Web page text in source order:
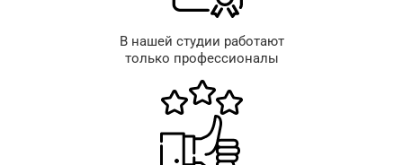
В нашей студии работают
только профессионалы